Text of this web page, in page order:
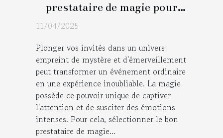
prestataire de magie pour
marquer les esprits lors de
11/04/2025
Plonger vos invités dans un univers
empreint de mystère et d'émerveillement
peut transformer un événement ordinaire
en une expérience inoubliable. La magie
possède ce pouvoir unique de captiver
l'attention et de susciter des émotions
intenses. Pour cela, sélectionner le bon
prestataire de magie...